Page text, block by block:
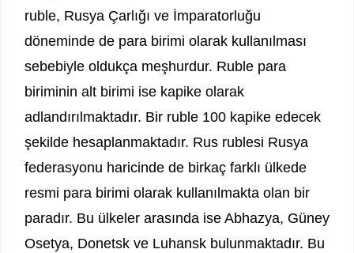
ruble, Rusya Çarlığı ve İmparatorluğu
döneminde de para birimi olarak kullanılması
sebebiyle oldukça meşhurdur. Ruble para
biriminin alt birimi ise kapike olarak
adlandırılmaktadır. Bir ruble 100 kapike edecek
şekilde hesaplanmaktadır. Rus rublesi Rusya
federasyonu haricinde de birkaç farklı ülkede
resmi para birimi olarak kullanılmakta olan bir
paradır. Bu ülkeler arasında ise Abhazya, Güney
Osetya, Donetsk ve Luhansk bulunmaktadır. Bu